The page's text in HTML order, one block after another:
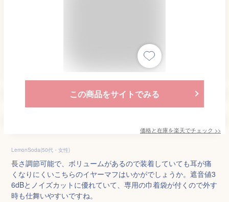
この商品をサイトでみる
価格と在庫を楽天でチェック >>
LemonSoda(50代・女性)
長さ調節可能で、ボリュームがあるので装着していても耳が痛
くなりにくいこちらのイヤーマフはいかがでしょうか。遮音値3
6dBとノイズカットに優れていて、専用の巾着袋が付くので外す
時も仕舞いやすいですね。